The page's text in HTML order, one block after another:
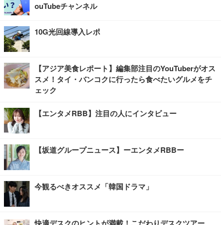
ouTubeチャンネル
10G光回線導入レポ
【アジア美食レポート】編集部注目のYouTuberがオス
スメ！タイ・バンコクに行ったら食べたいグルメをチ
ェック
【エンタメRBB】注目の人にインタビュー
【坂道グループニュース】ーエンタメRBBー
今観るべきオススメ「韓国ドラマ」